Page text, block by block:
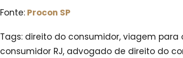
Fonte: Procon SP
Tags: direito do consumidor, viagem
consumidor RJ, advogado de direito do